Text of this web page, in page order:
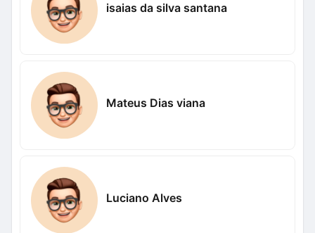
isaias da silva santana
Mateus Dias viana
Luciano Alves